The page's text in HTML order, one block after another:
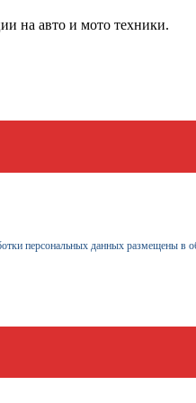
на авто и мото техники.
персональных данных размещены в